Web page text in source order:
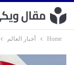
Home أخبار العالم